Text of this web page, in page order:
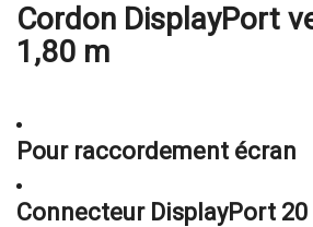
Cordon DisplayPort
1,80 m
Pour raccordement écran
Connecteur DisplayPort